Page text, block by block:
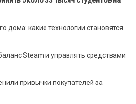
дома: какие технологии становятся
Steam и управлять средствами
привычки покупателей за